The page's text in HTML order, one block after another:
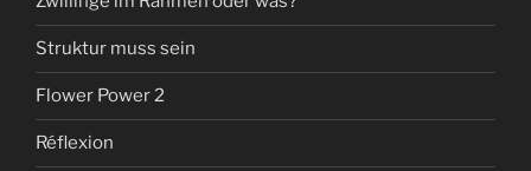
Struktur muss sein
Flower Power 2
Réflexion